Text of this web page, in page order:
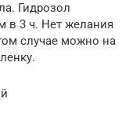
Гидрозол
в 3 ч. Нет желания
случае можно на